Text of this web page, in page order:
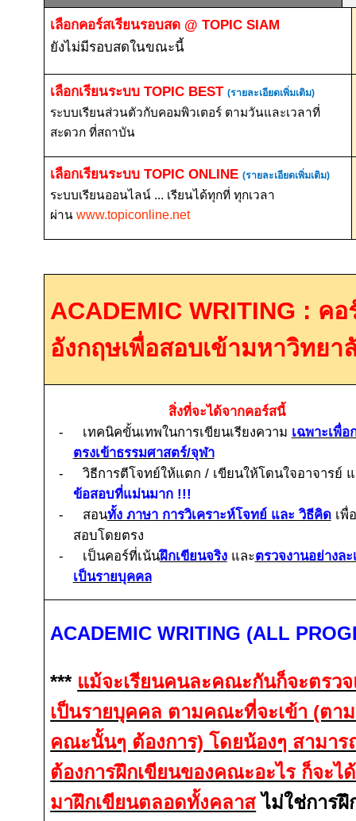
เลือกคอร์สเรียนรอบสด @ TOPIC SIAM
ยังไม่มีรอบสดในขณะนี้
เลือกเรียนระบบTOPIC BEST (รายละเอียดเพิ่มเติม)
ระบบเรียนส่วนตัวกับคอมพิวเตอร์ ตามวันและเวลาที่
สะดวก ที่สถาบัน
เลือกเรียนระบบTOPIC ONLINE (รายละเอียดเพิ่มเติม)
ระบบเรียนออนไลน์ ... เรียนได้ทุกที่ ทุกเวลา
ผ่านwww.topiconline.net
ACADEMIC WRITING : คอ
อังกฤษเพื่อสอบเข้ามหาวิทยา
สิ่งที่จะได้จากคอร์สนี้
-
เทคนิคขั้นเทพในการเขียนเรียงความ เฉพาะเพื่อ
ตรงเข้าธรรมศาสตร์/จุฬา
-
วิธีการตีโจทย์ให้แตก / เขียนให้โดนใจอาจารย์
ข้อสอบที่แม่นมาก !!!
-
สอนทั้ง ภาษา การวิเคราะห์โจทย์ และ วิธีคิดเพื่
สอบโดยตรง
-
เป็นคอร์ที่เน้นฝึกเขียนจริงและตรวจงานอย่างล
เป็นรายบุคคล
ACADEMIC WRITING (ALL
*** แม้จะเรียนคนละคณะกันก็จะตรว
เป็นรายบุคคล ตามคณะที่จะเข้า (ตา
คณะนั้นๆ ต้องการ) โดยน้องๆ สามาร
ต้องการฝึกเขียนของคณะอะไร ก็จะ
มาฝึกเขียนตลอดทั้งคลาส ไม่ใช่การฝึ